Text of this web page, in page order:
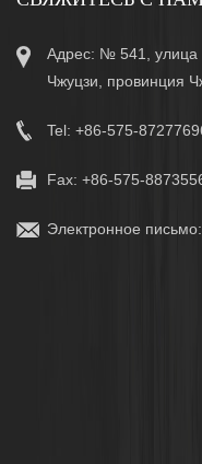
Адрес: № 541, улица
Чжуцзи, провинция
Tel: +86-575-
Fax: +86-575-
Электронное письмо: